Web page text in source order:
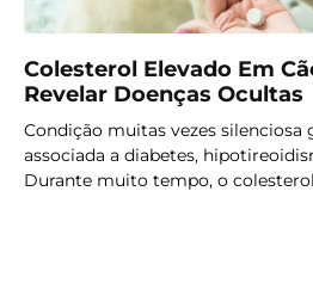
Colesterol Elevado Em
Revelar Doenças Ocultas
Condição muitas vezes silenciosa
associada a diabetes,
Durante muito tempo, o